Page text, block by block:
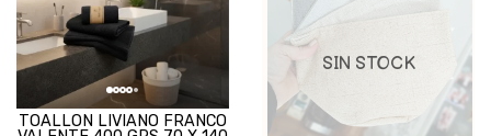
TOALLON LIVIANO FRANCO
SIN STOCK